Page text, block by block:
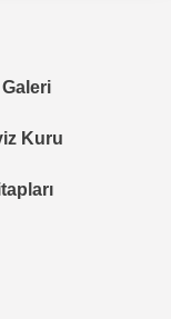
Kuru